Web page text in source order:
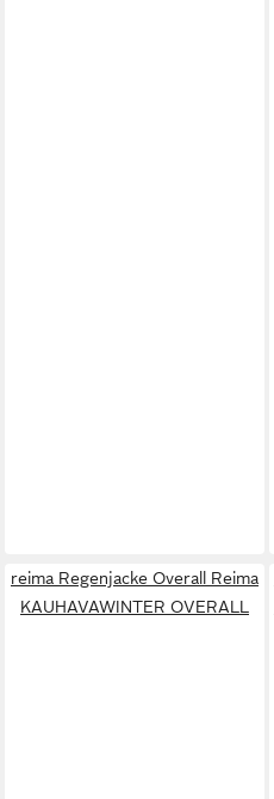
reima Regenjacke Overall Reima
KAUHAVAWINTER OVERALL